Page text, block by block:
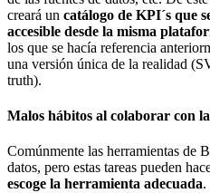
creará un catálogo de KPI´s que
accesible desde la misma
los que se hacía referencia
una versión única de la realidad
truth).
Malos hábitos al colaborar con
Comúnmente las herramientas de
datos, pero estas tareas pueden
escoge la herramienta adecuada.